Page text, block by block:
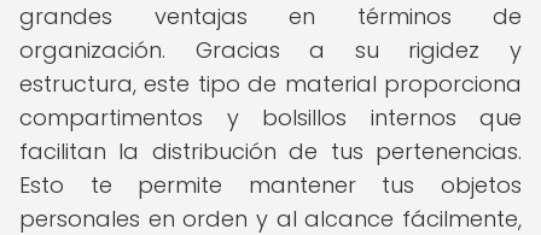
grandes ventajas en términos de
organización. Gracias a su rigidez y
estructura, este tipo de material proporciona
compartimentos y bolsillos internos que
facilitan la distribución de tus pertenencias.
Esto te permite mantener tus objetos
personales en orden y al alcance fácilmente,